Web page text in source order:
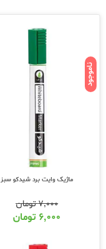
ناموجود
ماژیک وایت برد شیدکو سبز
۷,۰۰۰تومان
۶,۰۰۰ تومان